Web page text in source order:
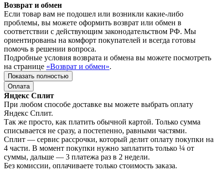
Возврат и обмен
Если товар вам не подошел или возникли какие-либо
проблемы, вы можете оформить возврат или обмен в
соответствии с действующим законодательством РФ. Мы
ориентированы на комфорт покупателей и всегда готовы
помочь в решении вопроса.
Подробные условия возврата и обмена вы можете посмотреть
на странице «Возврат и обмен».
Показать полностью
Оплата
Яндекс Сплит
При любом способе доставке вы можете выбрать оплату
Яндекс Сплит.
Так же просто, как платить обычной картой. Только сумма
списывается не сразу, а постепенно, равными частями.
Сплит — сервис рассрочки, который делит оплату покупки на
4 части. В момент покупки нужно заплатить только ¼ от
суммы, дальше — 3 платежа раз в 2 недели.
Без комиссии, оплачиваете только стоимость заказа.